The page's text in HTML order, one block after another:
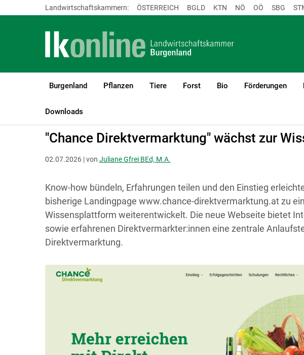
Landwirtschaftskammern: ÖSTERREICH BGLD KTN NÖ OÖ SBG
Burgenland Pflanzen Tiere Forst Bio Förderungen
Downloads
LK Burgenland
"Chance Direktvermarktung" wächst zur
02.07.2026 | von Juliane Gfrei BEd, M.A.
Know-how bündeln, Erfahrungen teilen und den Einstieg
bisherige Landingpage www.chance-direktvermarktung.at zu
Wissensplattform weiterentwickelt. Die neue Webseite bietet
sowie erfahrenen Direktvermarkter:innen eine zentrale
Direktvermarktung.